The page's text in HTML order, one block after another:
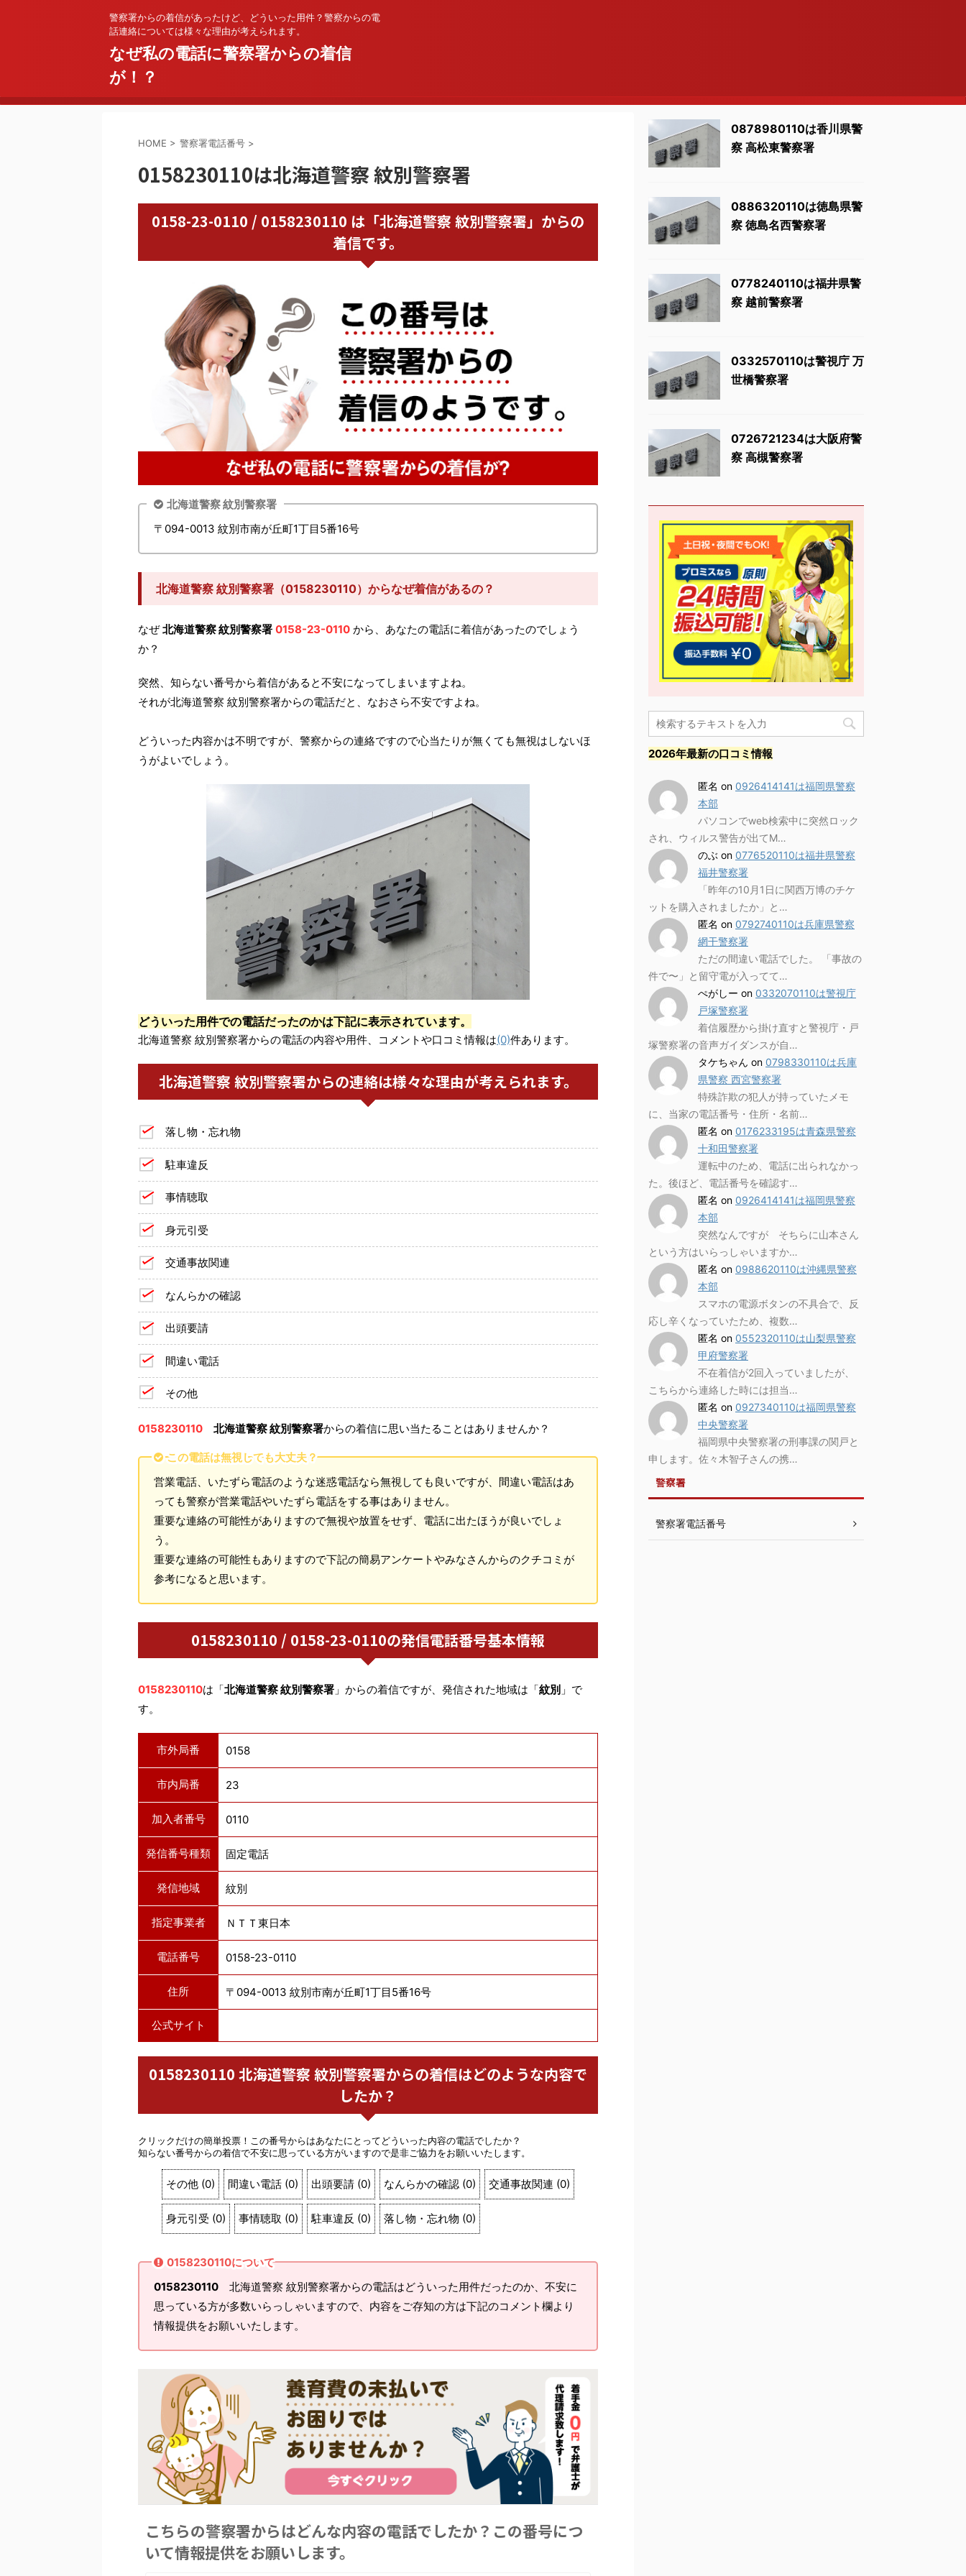
警察署からの着信があったけど、どういった用件？警察からの電
話連絡については様々な理由が考えられます。
なぜ私の電話に警察署からの着信
が！？
HOME > 警察署電話番号 >
0158230110は北海道警察 紋別警察署
0158-23-0110 / 0158230110 は「北海道警察 紋別警察署」からの
着信です。
北海道警察 紋別警察署
〒094-0013 紋別市南が丘町1丁目5番16号
北海道警察 紋別警察署（0158230110）からなぜ着信があるの？
なぜ北海道警察 紋別警察署 0158-23-0110 から、あなたの電話に着信があったのでしょう
か？
突然、知らない番号から着信があると不安になってしまいますよね。
それが北海道警察 紋別警察署からの電話だと、なおさら不安ですよね。
どういった内容かは不明ですが、警察からの連絡ですので心当たりが無くても無視はしないほ
うがよいでしょう。
どういった用件での電話だったのかは下記に表示されています。
北海道警察 紋別警察署からの電話の内容や用件、コメントや口コミ情報は(0)件あります。
北海道警察 紋別警察署からの連絡は様々な理由が考えられます。
落し物・忘れ物
駐車違反
事情聴取
身元引受
交通事故関連
なんらかの確認
出頭要請
間違い電話
その他
0158230110 北海道警察 紋別警察署からの着信に思い当たることはありませんか？
この電話は無視しても大丈夫？
営業電話、いたずら電話のような迷惑電話なら無視しても良いですが、間違い電話はあ
っても警察が営業電話やいたずら電話をする事はありません。
重要な連絡の可能性がありますので無視や放置をせず、電話に出たほうが良いでしょ
う。
重要な連絡の可能性もありますので下記の簡易アンケートやみなさんからのクチコミが
参考になると思います。
0158230110 / 0158-23-0110の発信電話番号基本情報
0158230110は「北海道警察 紋別警察署 」からの着信ですが、発信された地域は「紋別 」で
す。
市外局番 0158
市内局番 23
加入者番号 0110
発信番号種類 固定電話
発信地域 紋別
指定事業者 ＮＴＴ東日本
電話番号 0158-23-0110
住所 〒094-0013 紋別市南が丘町1丁目5番16号
公式サイト
0158230110 北海道警察 紋別警察署からの着信はどのような内容で
したか？
クリックだけの簡単投票！この番号からはあなたにとってどういった内容の電話でしたか？
知らない番号からの着信で不安に思っている方がいますので是非ご協力をお願いいたします。
その他 (0) 間違い電話 (0) 出頭要請 (0) なんらかの確認 (0) 交通事故関連 (0)
身元引受 (0) 事情聴取 (0) 駐車違反 (0) 落し物・忘れ物 (0)
0158230110について
0158230110 北海道警察 紋別警察署からの電話はどういった用件だったのか、不安に
思っている方が多数いらっしゃいますので、内容をご存知の方は下記のコメント欄より
情報提供をお願いいたします。
こちらの警察署からはどんな内容の電話でしたか？この番号につ
いて情報提供をお願いします。
0878980110は香川県警
察 高松東警察署
0886320110は徳島県警
察 徳島名西警察署
0778240110は福井県警
察 越前警察署
0332570110は警視庁 万
世橋警察署
0726721234は大阪府警
察 高槻警察署
2026年最新の口コミ情報
匿名 on 0926414141は福岡県警察
本部
パソコンでweb検索中に突然ロック
され、ウィルス警告が出てM…
のぶ on 0776520110は福井県警察
福井警察署
「昨年の10月1日に関西万博のチケ
ットを購入されましたか」と…
匿名 on 0792740110は兵庫県警察
網干警察署
ただの間違い電話でした。 「事故の
件で〜」と留守電が入ってて…
ぺがしー on 0332070110は警視庁
戸塚警察署
着信履歴から掛け直すと警視庁・戸
塚警察署の音声ガイダンスが自…
タケちゃん on 0798330110は兵庫
県警察 西宮警察署
特殊詐欺の犯人が持っていたメモ
に、当家の電話番号・住所・名前…
匿名 on 0176233195は青森県警察
十和田警察署
運転中のため、電話に出られなかっ
た。後ほど、電話番号を確認す…
匿名 on 0926414141は福岡県警察
本部
突然なんですが そちらに山本さん
という方はいらっしゃいますか…
匿名 on 0988620110は沖縄県警察
本部
スマホの電源ボタンの不具合で、反
応し辛くなっていたため、複数…
匿名 on 0552320110は山梨県警察
甲府警察署
不在着信が2回入っていましたが、
こちらから連絡した時には担当…
匿名 on 0927340110は福岡県警察
中央警察署
福岡県中央警察署の刑事課の関戸と
申します。佐々木智子さんの携…
警察署
警察署電話番号